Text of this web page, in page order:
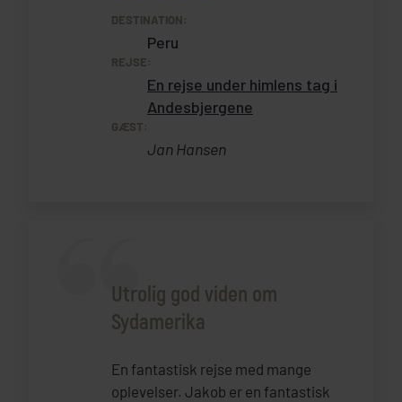
DESTINATION:
Peru
REJSE:
En rejse under himlens tag i
Andesbjergene
GÆST:
Jan Hansen
Utrolig god viden om
Sydamerika
En fantastisk rejse med mange
oplevelser. Jakob er en fantastisk